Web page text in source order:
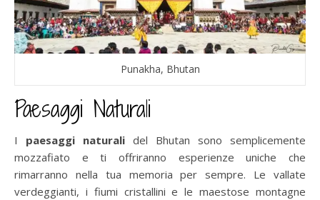
Punakha, Bhutan
Paesaggi Naturali
I paesaggi naturali del Bhutan sono semplicemente
mozzafiato e ti offriranno esperienze uniche che
rimarranno nella tua memoria per sempre. Le vallate
verdeggianti, i fiumi cristallini e le maestose montagne